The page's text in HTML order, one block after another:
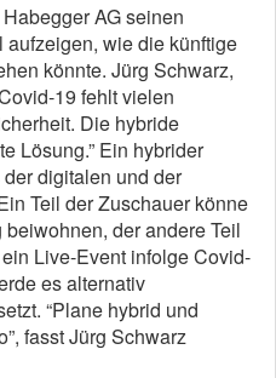
AG seinen
wie die künftige
könnte. Jürg Schwarz,
19 fehlt vielen
Die hybride
Lösung.” Ein hybrider
digitalen und der
Teil der Zuschauer könne
der andere Teil
Live-Event infolge Covid-
es alternativ
“Plane hybrid und
fasst Jürg Schwarz